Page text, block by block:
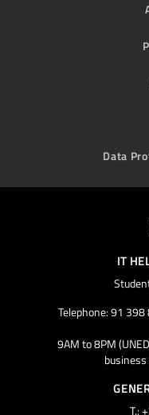
Data
IT
Telephone: 91
9AM to 8PM
T.: